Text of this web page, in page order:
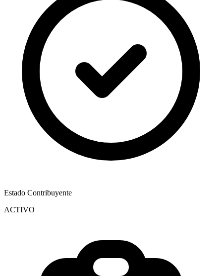
Estado Contribuyente
ACTIVO